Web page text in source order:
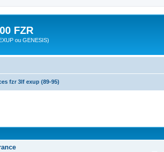
FZR
ou GENESIS)
fzr 3lf exup (89-95)